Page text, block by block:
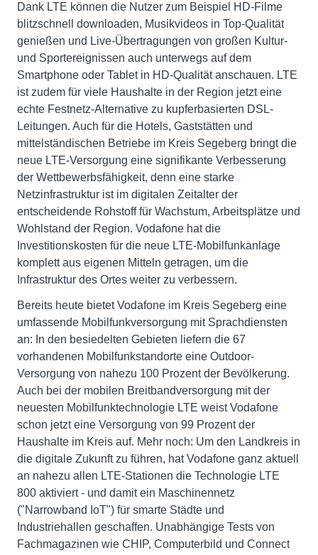
Dank LTE können die Nutzer zum Beispiel HD-Filme
blitzschnell downloaden, Musikvideos in Top-Qualität
genießen und Live-Übertragungen von großen Kultur-
und Sportereignissen auch unterwegs auf dem
Smartphone oder Tablet in HD-Qualität anschauen. LTE
ist zudem für viele Haushalte in der Region jetzt eine
echte Festnetz-Alternative zu kupferbasierten DSL-
Leitungen. Auch für die Hotels, Gaststätten und
mittelständischen Betriebe im Kreis Segeberg bringt die
neue LTE-Versorgung eine signifikante Verbesserung
der Wettbewerbsfähigkeit, denn eine starke
Netzinfrastruktur ist im digitalen Zeitalter der
entscheidende Rohstoff für Wachstum, Arbeitsplätze und
Wohlstand der Region. Vodafone hat die
Investitionskosten für die neue LTE-Mobilfunkanlage
komplett aus eigenen Mitteln getragen, um die
Infrastruktur des Ortes weiter zu verbessern.
Bereits heute bietet Vodafone im Kreis Segeberg eine
umfassende Mobilfunkversorgung mit Sprachdiensten
an: In den besiedelten Gebieten liefern die 67
vorhandenen Mobilfunkstandorte eine Outdoor-
Versorgung von nahezu 100 Prozent der Bevölkerung.
Auch bei der mobilen Breitbandversorgung mit der
neuesten Mobilfunktechnologie LTE weist Vodafone
schon jetzt eine Versorgung von 99 Prozent der
Haushalte im Kreis auf. Mehr noch: Um den Landkreis in
die digitale Zukunft zu führen, hat Vodafone ganz aktuell
an nahezu allen LTE-Stationen die Technologie LTE
800 aktiviert - und damit ein Maschinennetz
("Narrowband IoT") für smarte Städte und
Industriehallen geschaffen. Unabhängige Tests von
Fachmagazinen wie CHIP, Computerbild und Connect